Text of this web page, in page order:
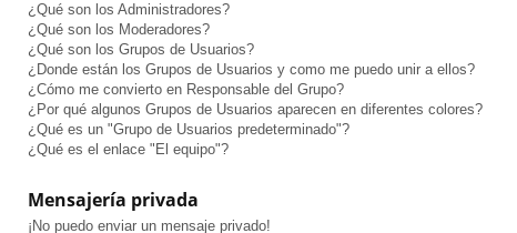
¿Qué son los Administradores?
¿Qué son los Moderadores?
¿Qué son los Grupos de Usuarios?
¿Donde están los Grupos de Usuarios y como me puedo unir a ellos?
¿Cómo me convierto en Responsable del Grupo?
¿Por qué algunos Grupos de Usuarios aparecen en diferentes colores?
¿Qué es un "Grupo de Usuarios predeterminado"?
¿Qué es el enlace "El equipo"?
Mensajería privada
¡No puedo enviar un mensaje privado!